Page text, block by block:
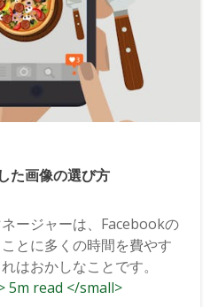
た画像の選び方
ージャーは、Facebookの
とに多くの時間を費やす
はおかしなことです。
5m read </small>